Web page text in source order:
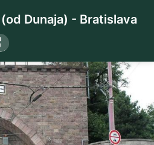
Dunaja) - Bratislava